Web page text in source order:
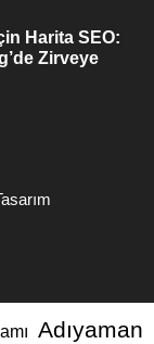
Harita SEO:
Zirveye
Adıyaman